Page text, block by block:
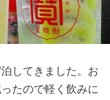
してきました。お
たので軽く飲みに